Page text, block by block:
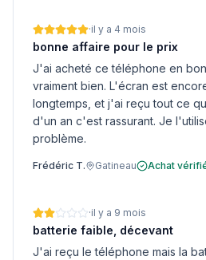
·il y a 4 mois
bonne affaire pour le prix
J'ai acheté ce téléphone en
vraiment bien. L'écran est
longtemps, et j'ai reçu tout ce
d'un an c'est rassurant. Je
problème.
Frédéric T. Gatineau Achat
·il y a 9 mois
batterie faible, décevant
J'ai reçu le téléphone mais la